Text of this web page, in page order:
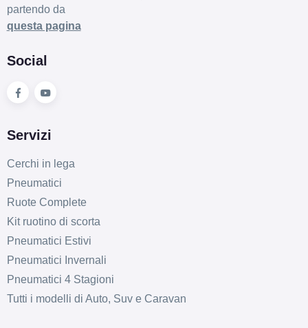
partendo da
questa pagina
Social
Servizi
Cerchi in lega
Pneumatici
Ruote Complete
Kit ruotino di scorta
Pneumatici Estivi
Pneumatici Invernali
Pneumatici 4 Stagioni
Tutti i modelli di Auto, Suv e Caravan